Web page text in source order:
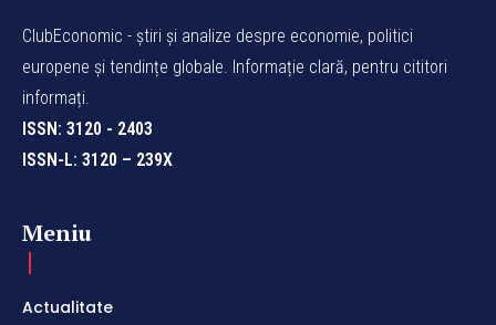
ClubEconomic - știri și analize despre economie, politici
europene și tendințe globale. Informație clară, pentru cititori
informați.
ISSN: 3120 - 2403
ISSN-L: 3120 – 239X
Meniu
Actualitate